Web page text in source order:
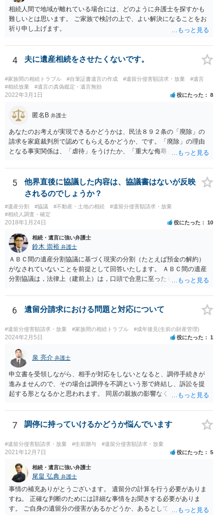
相続人間で地域が離れている場合には、どのように弁護士を探すかも
難しいとは思います。 ご家族で検討の上で、よい解決になることをお
祈り申し上げます。
4 夫に遺産相続をさせたくないです。
#家族間の相続トラブル #自筆証書遺言の作成 #遺留分侵害額請求・放棄
#遺言
#相続放棄
#遺言の真偽鑑定・遺言無効
2022年3月1日 役にたった 8
匿名B 弁護士
あなたのお考えが実現できるかどうかは、民法８９２条の「廃除」の
請求を家庭裁判所で認めてもらえるかどうか、です。「廃除」の理由
となる事実関係は、「虐待」をうけたか、「重大な侮辱」を受けた
「廃除」は遺言でも可能です（民法８９３条）。 弁護士に具体的な事
情を話して相談して、「廃除」が可能か、実際に法律相談を受けるこ
とをお勧めします。
5
他界直後に協議した内容は、協議書はないが反映
されるのでしょうか？
#遺産分割 #協議 #不動産・土地の相続
#遺留分侵害額請求・放棄
#相続人調査・確定
2018年1月24日 役にたった 10
相続・遺言に強い弁護士
鈴木 崇裕 弁護士
ＡＢＣ間の遺産分割協議に基づく現実の分割（たとえば預金の解約）
がなされていないことを前提として回答いたします。 ＡＢＣ間の遺産
分割協議は，法律上（建前上）は，口頭で合意に至ったものであって
ん。 また，不動産の名義を移転するためには，遺産分割協議書への署
名捺印を得る必要があります。 したがって，残念ながら，「ＡＢＣ間
の遺産分割協議が有効に成立している」という前提に基づく主張は困
難と思われます。 「ＡＢＣ間の遺産分割協議は未了のまま，ＡとＢが
死亡し，二次相続が発生した」という前提に基づいて協議を進める必
議の内容を前提とした主張をすることが最も有利ですが，ＡＢの相続
人は応じない姿勢を示していることから，実現は困難だと思います。
主張としては維持しつつも，現実的な解決方法（遺産分割協議の落と
しどころ）としては，譲歩することを甘受しなければならないかもし
れません。
6 遺留分請求における問題と対応について
#遺留分侵害額請求・放棄 #家族間の相続トラブル #成年後見(生前の財産管理)
2024年2月5日 役にたった 1
泉 亮介 弁護士
申立書を受領しながら、相手が対応をしないとなると、調停手続きが
進みませんので、その場合は調停を不調という形で終結し、訴訟を提
起する形となるかと思われます。 同居の親族の影響なく、というのは
め、後からひっくり返すということは難しくなってくるかと思われま
す。 公開相談の場でのご相談については、どうしても限界が出てしま
7 調停に持っていけるかどうか悩んでいます
#遺留分侵害額請求・放棄 #生前贈与 #遺留分侵害額請求・放棄
2021年12月7日 役にたった 5
相続・遺言に強い弁護士
尾畠 弘典 弁護士
事情の補充ありがとうございます。 遺留分の計算を行う必要がありま
すね。 正確な判断のためには詳細な事情をお聞きする必要がありま
す。 ご自身の遺留分の侵害があるかどうか、あるとしてどの程度の金